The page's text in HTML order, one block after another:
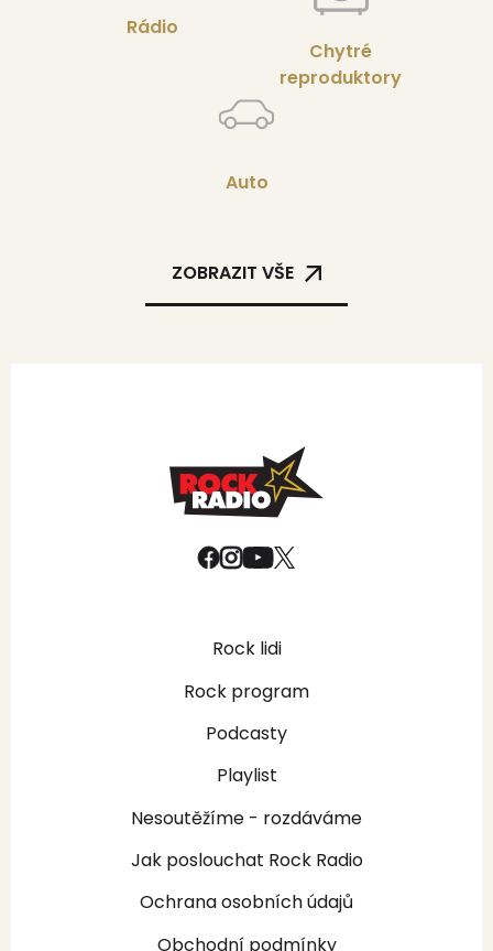
Rádio
Chytré
reproduktory
Auto
ZOBRAZIT VŠE
Rock lidi
Rock program
Podcasty
Playlist
Nesoutěžíme - rozdáváme
Jak poslouchat Rock Radio
Ochrana osobních údajů
Obchodní podmínky